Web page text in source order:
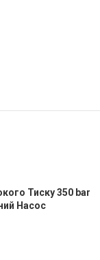
Тиску 350 bar
Насос